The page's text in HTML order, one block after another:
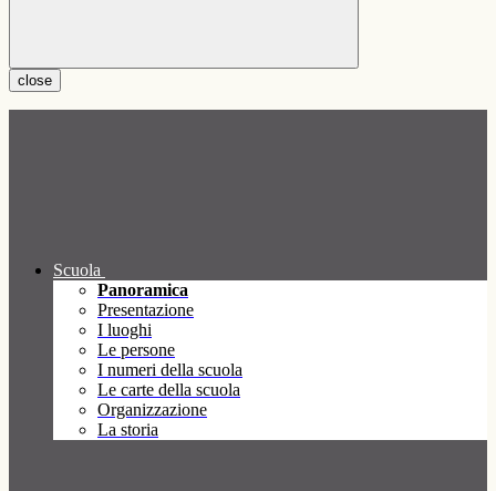
close
Scuola
Panoramica
Presentazione
I luoghi
Le persone
I numeri della scuola
Le carte della scuola
Organizzazione
La storia